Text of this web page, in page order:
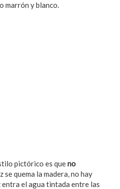
marrón y blanco.
pictórico es queno
se quema la madera, no hay
el agua tintada entre las